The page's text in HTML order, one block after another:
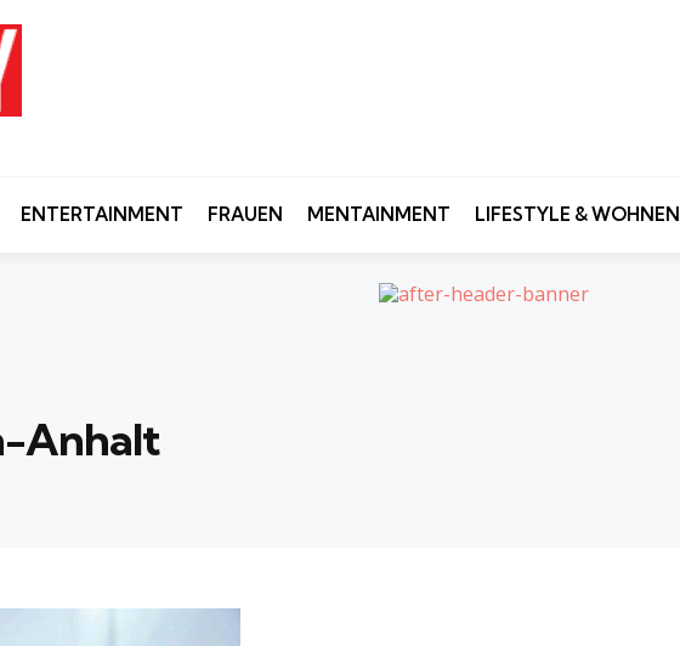
ENTERTAINMENT FRAUEN MENTAINMENT LIFESTYLE & WOHNEN
Anhalt